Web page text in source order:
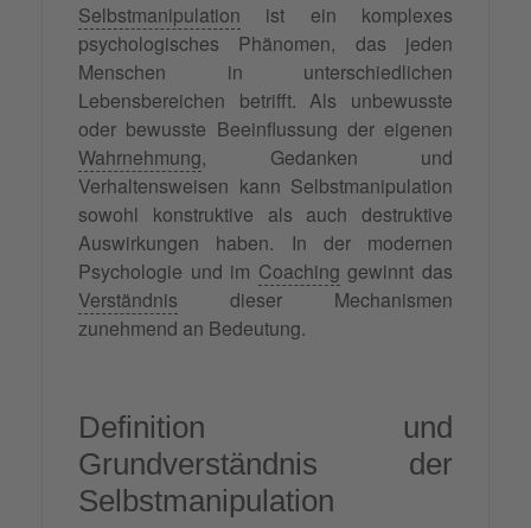
Selbstmanipulation ist ein komplexes
psychologisches Phänomen, das jeden
Menschen in unterschiedlichen
Lebensbereichen betrifft. Als unbewusste
oder bewusste Beeinflussung der eigenen
Wahrnehmung, Gedanken und
Verhaltensweisen kann Selbstmanipulation
sowohl konstruktive als auch destruktive
Auswirkungen haben. In der modernen
Psychologie und im Coaching gewinnt das
Verständnis dieser Mechanismen
zunehmend an Bedeutung.
Definition und
Grundverständnis der
Selbstmanipulation